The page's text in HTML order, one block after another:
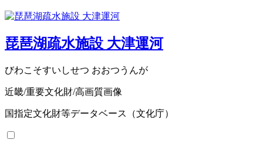
琵琶湖疏水施設 大津運河
びわこそすいしせつ おおつうんが
近畿/重要文化財/高画質画像
国指定文化財等データベース（文化庁）